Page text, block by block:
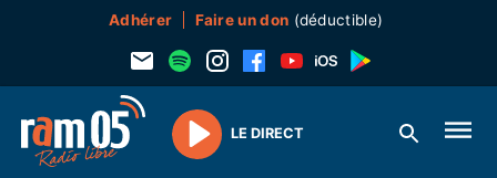
Adhérer Faire un don (déductible)
Play
LE DIRECT